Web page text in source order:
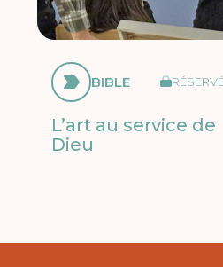
BIBLE
L’art au service de
Dieu